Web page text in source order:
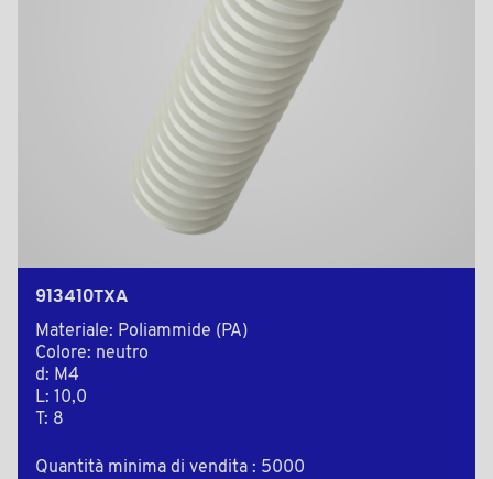
913410TXA
Materiale: Poliammide (PA)
Colore: neutro
d: M4
L: 10,0
T: 8
Quantità minima di vendita : 5000